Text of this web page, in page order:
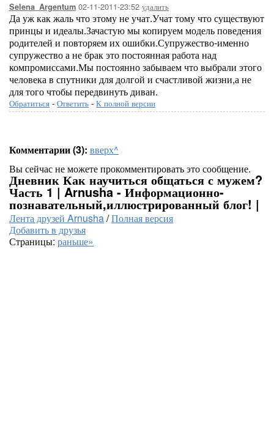
Selena_Argentum 02-11-2011-23:52 удалить
Да уж как жаль что этому не учат.Учат тому что существуют
принцы и идеалы.Зачастую мы копируем модель поведения
родителей и повторяем их ошибки.Супружество-именно
супружество а не брак это постоянная работа над
компромиссами.Мы постоянно забываем что выбрали этого
человека в спутники для долгой и счастливой жизни,а не
для того чтобы передвинуть диван.
Обратиться - Ответить - К полной версии
Комментарии (3): вверх^
Вы сейчас не можете прокомментировать это сообщение.
Дневник Как научиться общаться с мужем?
Часть 1 | Arnusha - Информационно-
познавательный,иллюстрированный блог! |
Лента друзей Arnusha/Полная версия
Добавить в друзья
Страницы: раньше»